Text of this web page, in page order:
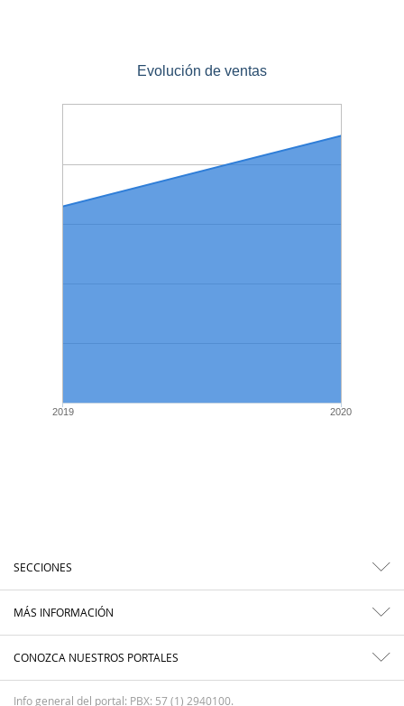
Evolución de ventas
2019 2020
SECCIONES
MÁS INFORMACIÓN
CONOZCA NUESTROS PORTALES
Info general del portal: PBX: 57 (1) 2940100.